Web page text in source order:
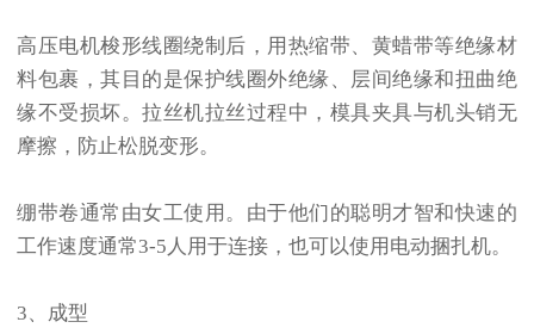
高压电机梭形线圈绕制后，用热缩带、黄蜡带等绝缘材
料包裹，其目的是保护线圈外绝缘、层间绝缘和扭曲绝
缘不受损坏。拉丝机拉丝过程中，模具夹具与机头销无
摩擦，防止松脱变形。
绷带卷通常由女工使用。由于他们的聪明才智和快速的
工作速度通常3-5人用于连接，也可以使用电动捆扎机。
3、成型